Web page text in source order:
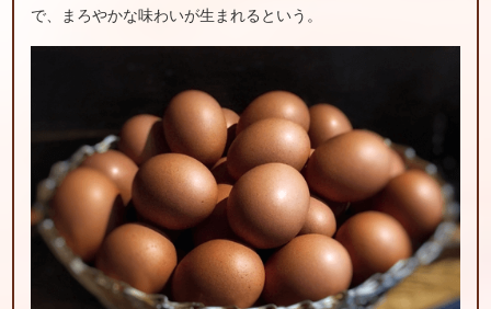
で、まろやかな味わいが生まれるという。